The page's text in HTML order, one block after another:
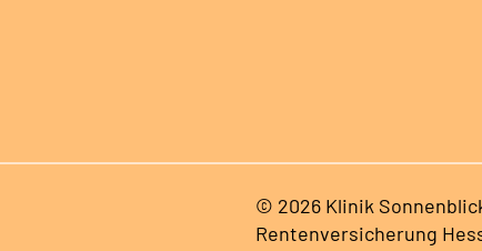
© 2026 Klinik
Rentenversicherung